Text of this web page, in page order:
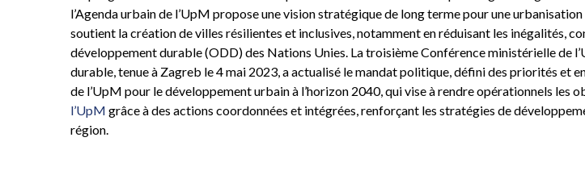
l’Agenda urbain de l’UpM propose une vision stratégique de long terme pour une
soutient la création de villes résilientes et inclusives, notamment en réduisant les inégalités,
développement durable (ODD) des Nations Unies. La troisième Conférence ministérielle de
durable, tenue à Zagreb le 4 mai 2023, a actualisé le mandat politique, défini des priorités et
de l’UpM pour le développement urbain à l’horizon 2040, qui vise à rendre opérationnels les
l’UpM grâce à des actions coordonnées et intégrées, renforçant les stratégies de
région.